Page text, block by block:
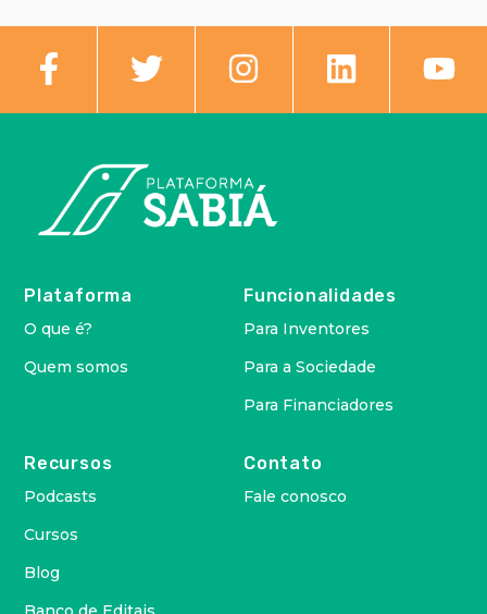
Plataforma
O que é?
Quem somos
Funcionalidades
Para Inventores
Para a Sociedade
Para Financiadores
Recursos
Podcasts
Cursos
Blog
Contato
Fale conosco